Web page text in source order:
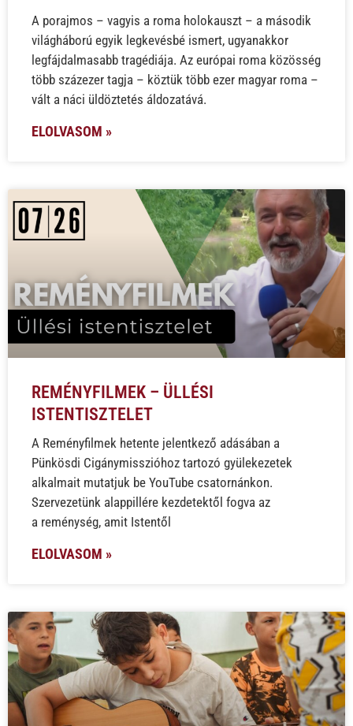
A porajmos – vagyis a roma holokauszt – a második
világháború egyik legkevésbé ismert, ugyanakkor
legfájdalmasabb tragédiája. Az európai roma közösség
több százezer tagja – köztük több ezer magyar roma –
vált a náci üldöztetés áldozatává.
ELOLVASOM »
REMÉNYFILMEK – ÜLLÉSI
ISTENTISZTELET
A Reményfilmek hetente jelentkező adásában a
Pünkösdi Cigánymisszióhoz tartozó gyülekezetek
alkalmait mutatjuk be YouTube csatornánkon.
Szervezetünk alappillére kezdetektől fogva az
a reménység, amit Istentől
ELOLVASOM »